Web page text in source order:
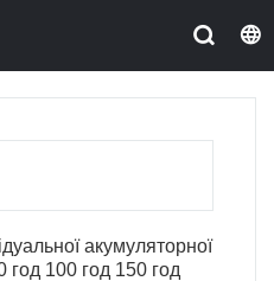
акумуляторної
год 100 год 150 год